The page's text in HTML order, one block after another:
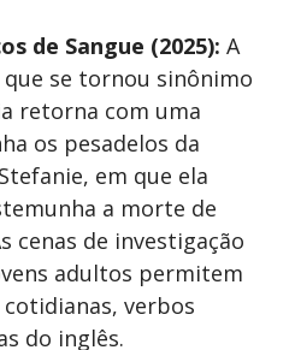
de Sangue (2025): A
se tornou sinônimo
retorna com uma
os pesadelos da
em que ela
a morte de
cenas de investigação
adultos permitem
verbos
do inglês.